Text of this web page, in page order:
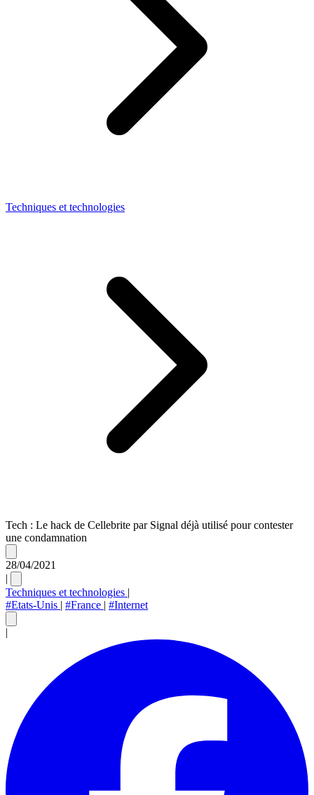
Techniques et technologies
Tech : Le hack de Cellebrite par Signal déjà utilisé pour contester
une condamnation
28/04/2021
|
Techniques et technologies |
#Etats-Unis | #France | #Internet
|